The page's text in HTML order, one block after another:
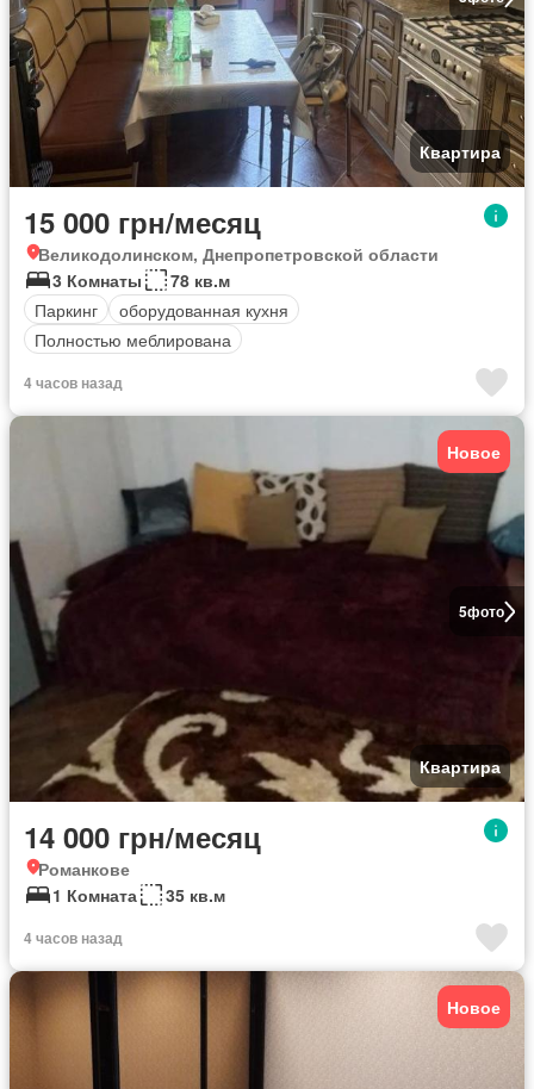
Квартира
15 000 грн/месяц
Великодолинском, Днепропетровской области
3 Комнаты
78 кв.м
Паркинг
оборудованная кухня
Полностью меблирована
4 часов назад
5фото
Новое
Квартира
14 000 грн/месяц
Романкове
1 Комната
35 кв.м
4 часов назад
Новое